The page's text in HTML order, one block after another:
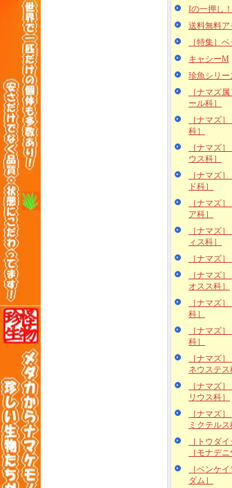
Iの一押し！
送料無料ア
［特集］ベ
キャシーM
珍魚シリー
［ナマズ
ール科］
［ナマズ
科］
［ナマズ
ウス科］
［ナマズ
ド科］
［ナマズ
ア科］
［ナマズ
ィス科］
［ナマズ
［ナマズ
オスス科］
［ナマズ
科］
［ナマズ
科］
［ナマズ
ネウステス
［ナマズ
リウス科］
［ナマズ
ミクテルス
［トウダイ
［モナデニ
［ベンケ
ダム］